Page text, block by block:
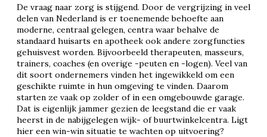
De vraag naar zorg is stijgend. Door de vergrijzing in veel
delen van Nederland is er toenemende behoefte aan
moderne, centraal gelegen, centra waar behalve de
standaard huisarts en apotheek ook andere zorgfuncties
gehuisvest worden. Bijvoorbeeld therapeuten, masseurs,
trainers, coaches (en overige -peuten en -logen). Veel van
dit soort ondernemers vinden het ingewikkeld om een
geschikte ruimte in hun omgeving te vinden. Daarom
starten ze vaak op zolder of in een omgebouwde garage.
Dat is eigenlijk jammer gezien de leegstand die er vaak
heerst in de nabijgelegen wijk- of buurtwinkelcentra. Ligt
hier een win-win situatie te wachten op uitvoering?